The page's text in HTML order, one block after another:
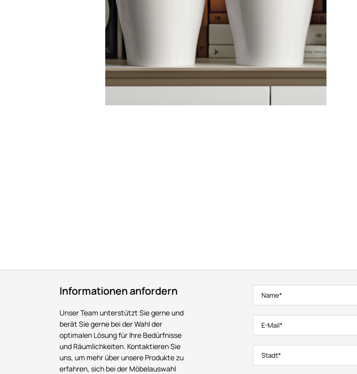
Informationen anfordern
Unser Team unterstützt Sie gerne und
berät Sie gerne bei der Wahl der
optimalen Lösung für Ihre Bedürfnisse
und Räumlichkeiten. Kontaktieren Sie
uns, um mehr über unsere Produkte zu
erfahren, sich bei der Möbelauswahl